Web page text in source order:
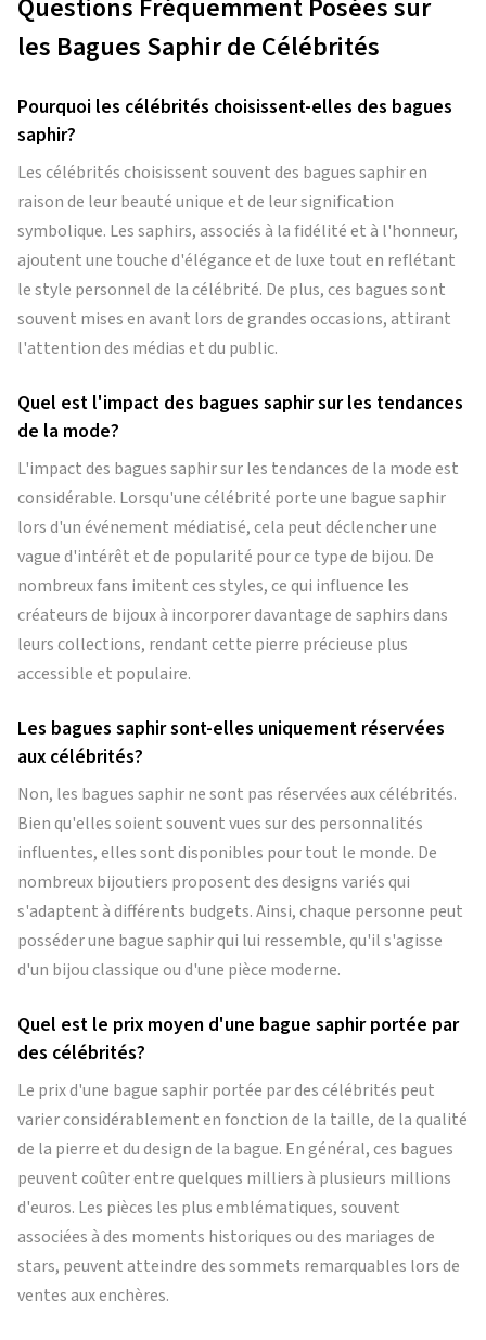
Questions Fréquemment Posées sur
les Bagues Saphir de Célébrités
Pourquoi les célébrités choisissent-elles des bagues
saphir?
Les célébrités choisissent souvent des bagues saphir en
raison de leur beauté unique et de leur signification
symbolique. Les saphirs, associés à la fidélité et à l'honneur,
ajoutent une touche d'élégance et de luxe tout en reflétant
le style personnel de la célébrité. De plus, ces bagues sont
souvent mises en avant lors de grandes occasions, attirant
l'attention des médias et du public.
Quel est l'impact des bagues saphir sur les tendances
de la mode?
L'impact des bagues saphir sur les tendances de la mode est
considérable. Lorsqu'une célébrité porte une bague saphir
lors d'un événement médiatisé, cela peut déclencher une
vague d'intérêt et de popularité pour ce type de bijou. De
nombreux fans imitent ces styles, ce qui influence les
créateurs de bijoux à incorporer davantage de saphirs dans
leurs collections, rendant cette pierre précieuse plus
accessible et populaire.
Les bagues saphir sont-elles uniquement réservées
aux célébrités?
Non, les bagues saphir ne sont pas réservées aux célébrités.
Bien qu'elles soient souvent vues sur des personnalités
influentes, elles sont disponibles pour tout le monde. De
nombreux bijoutiers proposent des designs variés qui
s'adaptent à différents budgets. Ainsi, chaque personne peut
posséder une bague saphir qui lui ressemble, qu'il s'agisse
d'un bijou classique ou d'une pièce moderne.
Quel est le prix moyen d'une bague saphir portée par
des célébrités?
Le prix d'une bague saphir portée par des célébrités peut
varier considérablement en fonction de la taille, de la qualité
de la pierre et du design de la bague. En général, ces bagues
peuvent coûter entre quelques milliers à plusieurs millions
d'euros. Les pièces les plus emblématiques, souvent
associées à des moments historiques ou des mariages de
stars, peuvent atteindre des sommets remarquables lors de
ventes aux enchères.